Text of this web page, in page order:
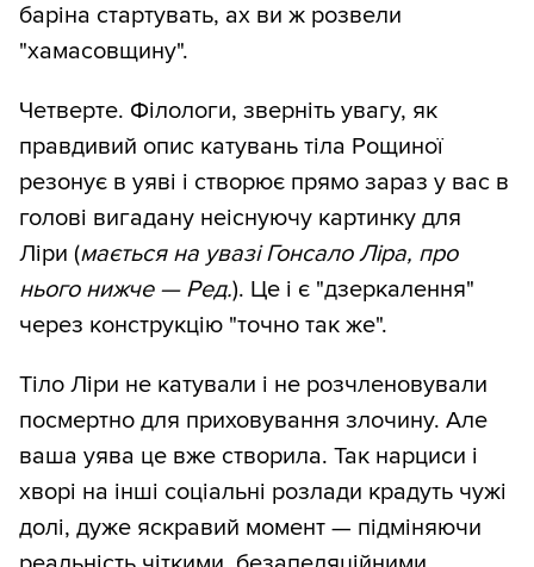
баріна стартувать, ах ви ж розвели
"хамасовщину".
Четверте. Філологи, зверніть увагу, як
правдивий опис катувань тіла Рощиної
резонує в уяві і створює прямо зараз у вас в
голові вигадану неіснуючу картинку для
Ліри (мається на увазі Гонсало Ліра, про
нього нижче — Ред.). Це і є "дзеркалення"
через конструкцію "точно так же".
Тіло Ліри не катували і не розчленовували
посмертно для приховування злочину. Але
ваша уява це вже створила. Так нарциси і
хворі на інші соціальні розлади крадуть чужі
долі, дуже яскравий момент — підміняючи